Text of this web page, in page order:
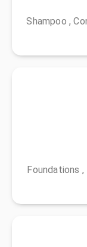
Shampoo ,
Foundations